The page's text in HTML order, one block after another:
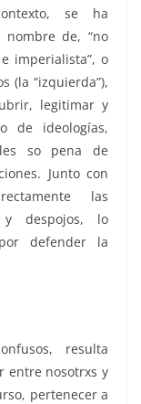
se ha
de, “no
imperialista”, o
(la “izquierda”),
legitimar y
de ideologías,
so pena de
Junto con
las
y despojos, lo
defender la
resulta
entre nosotrxs y
pertenecer a